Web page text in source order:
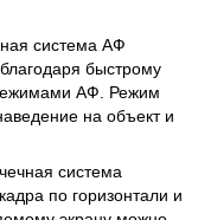
система АФ
быстрому
АФ. Режим
на объект и
система
по горизонтали и